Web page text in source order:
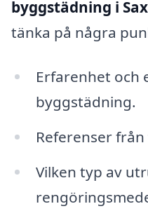
byggstädning i
tänka på några
Erfarenhet och
byggstädning.
Referenser
Vilken typ av